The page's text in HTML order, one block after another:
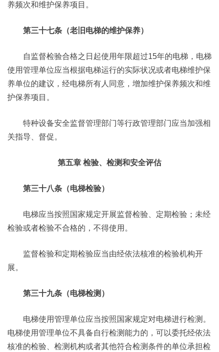
养频次和维护保养项目。
第三十七条（老旧电梯的维护保养）
自监督检验合格之日起使用年限超过15年的电梯，电梯
使用管理单位应当根据电梯运行的实际状况或者电梯维护保
养单位的建议，经电梯所有人同意，增加维护保养频次和维
护保养项目。
特种设备安全监督管理部门等行政管理部门应当加强相
关指导、督促。
第五章 检验、检测和安全评估
第三十八条（电梯检验）
电梯应当按照国家规定开展监督检验、定期检验；未经
检验或者检验不合格的，不得使用。
监督检验和定期检验应当由经依法核准的检验机构开
展。
第三十九条（电梯检测）
电梯使用管理单位应当按照国家规定对电梯进行检测。
电梯使用管理单位不具备自行检测能力的，可以委托经依法
核准的检验、检测机构或者其他符合检测条件的单位承担检